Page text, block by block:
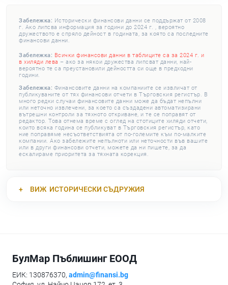
Забележка: Исторически финансови данни се поддържат от 2008
г. Ако липсва информация за години до 2024 г. , вероятно
дружеството е спряло дейност в годината, за която са последните
финансови данни.
Забележка: Всички финансови данни в таблиците са за 2024 г. и
в хиляди лева – ако за някои дружества липсват данни, най-
вероятно те са преустановили дейността си още в предходни
години.
Забележка: Финансовите данни на компаниите се извличат от
публикуваните от тях финансови отчети в Търговския регистър. В
много редки случаи финансовите данни може да бъдат непълни
или неточно извлечени, за което са създадени автоматизирани
вътрешни контроли за тяхното откриване, и те се поправят от
редактор. Това отнема време с оглед на стотиците хиляди отчети,
които всяка година се публикуват в Търговския регистър, като
ние поправяме несъответствията от по-големите към по-малките
компании. Ако забележите непълноти или неточности във вашите
или в други финансови отчети, можете да ни пишете, за да
ескалираме приоритета за тяхната корекция.
ВИЖ ИСТОРИЧЕСКИ СЪДРУЖИЯ
БулМар Пъблишинг ЕООД
ЕИК: 130876370, admin@finansi.bg